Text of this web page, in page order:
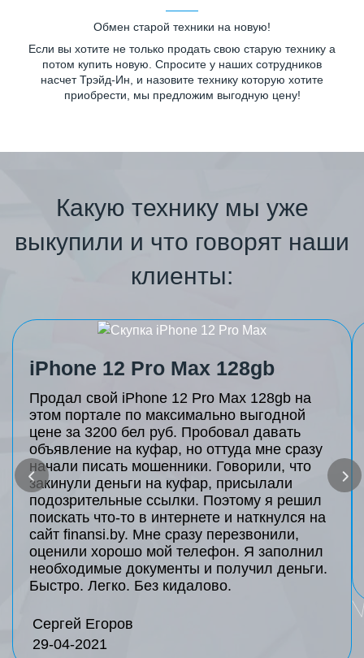
Обмен старой техники на новую!
Если вы хотите не только продать свою старую технику а
потом купить новую. Спросите у наших сотрудников
насчет Трэйд-Ин, и назовите технику которую хотите
приобрести, мы предложим выгодную цену!
Какую технику мы уже
выкупили и что говорят наши
клиенты:
iPhone 12 Pro Max 128gb
Продал свой iPhone 12 Pro Max 128gb на
этом портале по максимально выгодной
цене за 3200 бел руб. Пробовал давать
объявление на куфар, но оттуда мне сразу
начали писать мошенники. Говорили, что
закинули деньги на куфар, присылали
подозрительные ссылки. Поэтому я решил
поискать что-то в интернете и наткнулся на
сайт finansi.by. Мне сразу перезвонили,
оценили хорошо мой телефон. Я заполнил
необходимые документы и получил деньги.
Быстро. Легко. Без кидалово.
Сергей Егоров
29-04-2021